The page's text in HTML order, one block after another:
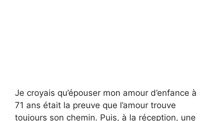
Je croyais qu’épouser mon amour d’enfance à
71 ans était la preuve que l’amour trouve
toujours son chemin. Puis, à la réception, une